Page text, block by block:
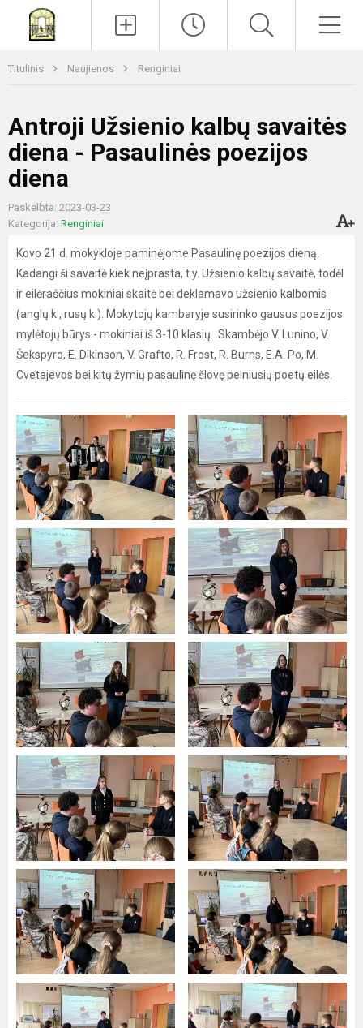
Titulinis Naujienos Renginiai
Antroji Užsienio kalbų savaitės
diena - Pasaulinės poezijos
diena
Paskelbta: 2023-03-23
Kategorija: Renginiai
Kovo 21 d. mokykloje paminėjome Pasaulinę poezijos dieną.
Kadangi ši savaitė kiek neįprasta, t.y. Užsienio kalbų savaitė, todėl
ir eilėraščius mokiniai skaitė bei deklamavo užsienio kalbomis
(anglų k., rusų k.). Mokytojų kambaryje susirinko gausus poezijos
mylėtojų būrys - mokiniai iš 3-10 klasių. Skambėjo V. Lunino, V.
Šekspyro, E. Dikinson, V. Grafto, R. Frost, R. Burns, E.A. Po, M.
Cvetajevos bei kitų žymių pasaulinę šlovę pelniusių poetų eilės.